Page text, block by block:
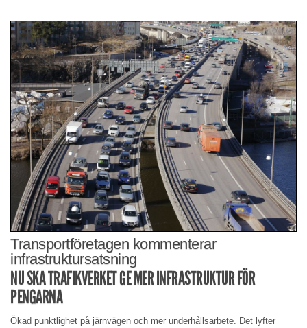
Transportföretagen kommenterar
infrastruktursatsning
NU SKA TRAFIKVERKET GE MER INFRASTRUKTUR FÖR
PENGARNA
Ökad punktlighet på järnvägen och mer underhållsarbete. Det lyfter